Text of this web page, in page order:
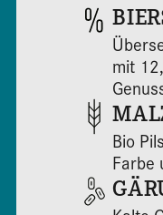
mit
Bio
Farbe